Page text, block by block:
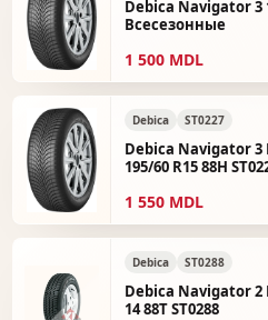
Debica Navigator 3
Всесезонные
1 500 MDL
Debica ST0227
Debica Navigator
195/60 R15 88H
1 550 MDL
Debica ST0288
Debica Navigator
14 88T ST0288